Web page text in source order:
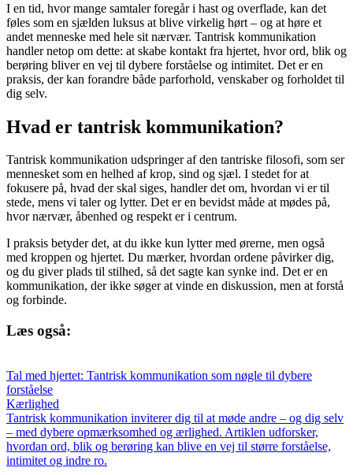
I en tid, hvor mange samtaler foregår i hast og overflade, kan det
føles som en sjælden luksus at blive virkelig hørt – og at høre et
andet menneske med hele sit nærvær. Tantrisk kommunikation
handler netop om dette: at skabe kontakt fra hjertet, hvor ord, blik og
berøring bliver en vej til dybere forståelse og intimitet. Det er en
praksis, der kan forandre både parforhold, venskaber og forholdet til
dig selv.
Hvad er tantrisk kommunikation?
Tantrisk kommunikation udspringer af den tantriske filosofi, som ser
mennesket som en helhed af krop, sind og sjæl. I stedet for at
fokusere på, hvad der skal siges, handler det om, hvordan vi er til
stede, mens vi taler og lytter. Det er en bevidst måde at mødes på,
hvor nærvær, åbenhed og respekt er i centrum.
I praksis betyder det, at du ikke kun lytter med ørerne, men også
med kroppen og hjertet. Du mærker, hvordan ordene påvirker dig,
og du giver plads til stilhed, så det sagte kan synke ind. Det er en
kommunikation, der ikke søger at vinde en diskussion, men at forstå
og forbinde.
Læs også:
Tal med hjertet: Tantrisk kommunikation som nøgle til dybere
forståelse
Kærlighed
Tantrisk kommunikation inviterer dig til at møde andre – og dig selv
– med dybere opmærksomhed og ærlighed. Artiklen udforsker,
hvordan ord, blik og berøring kan blive en vej til større forståelse,
intimitet og indre ro.